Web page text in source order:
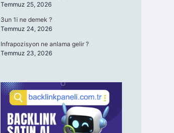
Temmuz 25, 2026
3un 1i ne demek ?
Temmuz 24, 2026
Infrapozisyon ne anlama gelir ?
Temmuz 23, 2026